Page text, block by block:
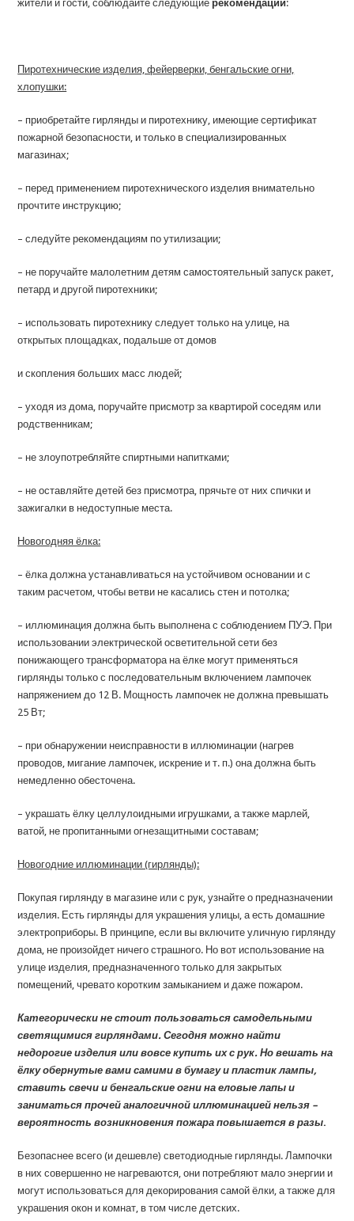
жители и гости, соблюдайте следующиерекомендации:
Пиротехнические изделия, фейерверки, бенгальские огни,
хлопушки:
– приобретайте гирлянды и пиротехнику, имеющие сертификат
пожарной безопасности, и только в специализированных
магазинах;
– перед применением пиротехнического изделия внимательно
прочтите инструкцию;
– следуйте рекомендациям по утилизации;
– не поручайте малолетним детям самостоятельный запуск ракет,
петард и другой пиротехники;
– использовать пиротехнику следует только на улице, на
открытых площадках, подальше от домов
и скопления больших масс людей;
– уходя из дома, поручайте присмотр за квартирой соседям или
родственникам;
– не злоупотребляйте спиртными напитками;
– не оставляйте детей без присмотра, прячьте от них спички и
зажигалки в недоступные места.
Новогодняя ёлка:
– ёлка должна устанавливаться на устойчивом основании и с
таким расчетом, чтобы ветви не касались стен и потолка;
– иллюминация должна быть выполнена с соблюдением ПУЭ. При
использовании электрической осветительной сети без
понижающего трансформатора на ёлке могут применяться
гирлянды только с последовательным включением лампочек
напряжением до 12 В. Мощность лампочек не должна превышать
25 Вт;
– при обнаружении неисправности в иллюминации (нагрев
проводов, мигание лампочек, искрение и т. п.) она должна быть
немедленно обесточена.
– украшать ёлку целлулоидными игрушками, а также марлей,
ватой, не пропитанными огнезащитными составам;
Новогодние иллюминации (гирлянды):
Покупая гирлянду в магазине или с рук, узнайте о предназначении
изделия. Есть гирлянды для украшения улицы, а есть домашние
электроприборы. В принципе, если вы включите уличную гирлянду
дома, не произойдет ничего страшного. Но вот использование на
улице изделия, предназначенного только для закрытых
помещений, чревато коротким замыканием и даже пожаром.
Категорически не стоит пользоваться самодельными
светящимися гирляндами. Сегодня можно найти
недорогие изделия или вовсе купить их с рук. Но вешать на
ёлку обернутые вами самими в бумагу и пластик лампы,
ставить свечи и бенгальские огни на еловые лапы и
заниматься прочей аналогичной иллюминацией нельзя –
вероятность возникновения пожара повышается в разы.
Безопаснее всего (и дешевле) светодиодные гирлянды. Лампочки
в них совершенно не нагреваются, они потребляют мало энергии и
могут использоваться для декорирования самой ёлки, а также для
украшения окон и комнат, в том числе детских.